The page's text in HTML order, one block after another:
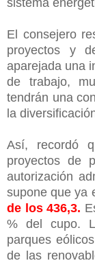
El consejero
proyectos y
aparejada una
de trabajo,
tendrán una
la
Así, recordó
proyectos de
autorización
supone que ya
de los 436,3.
% del cupo.
parques
de las